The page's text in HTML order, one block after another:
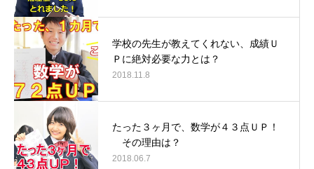
学校の先生が教えてくれない、成績Ｕ
Ｐに絶対必要な力とは？
2018.11.8
たった３ヶ月で、数学が４３点ＵＰ！
その理由は？
2018.06.7